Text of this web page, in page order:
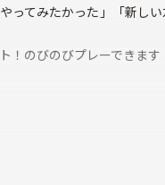
ってみたかった」「新し
！のびのびプレーできます